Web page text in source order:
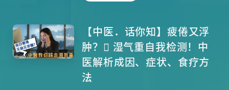
选。完整收录营养解析、文章更教你
选购技巧、处理教学、食谱大全与食
用禁忌。无论你是想了解墨鱼的健康
效益、学习如何挑选最新鲜的墨鱼，
还是寻找美味料理灵感，这篇文章都
【中医．话你知】疲倦又浮
肿？ 湿气重自我检测！中
医解析成因、症状、食疗方
法